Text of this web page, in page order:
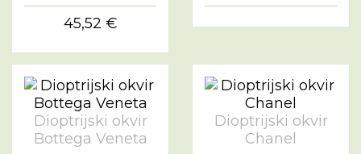
45,52 €
Dioptrijski okvir
Bottega Veneta
Dioptrijski okvir
Chanel